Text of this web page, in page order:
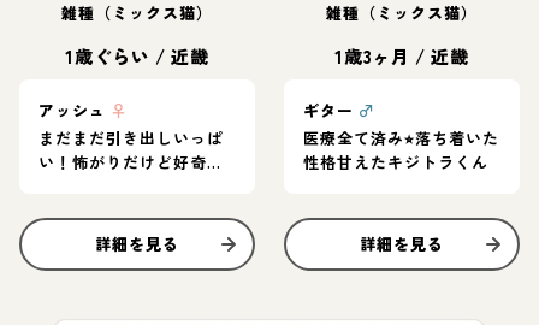
雑種（ミックス猫）
1歳ぐらい /近畿
アッシュ ♀
まだまだ引き出しいっぱ
い！怖がりだけど好奇心
詳細を見る
雑種（ミックス猫）
1歳3ヶ月 /近畿
ギター ♂
医療全て済み⭐︎落ち着いた
性格甘えたキジトラくん
詳細を見る